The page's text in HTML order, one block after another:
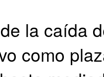
la caída
como